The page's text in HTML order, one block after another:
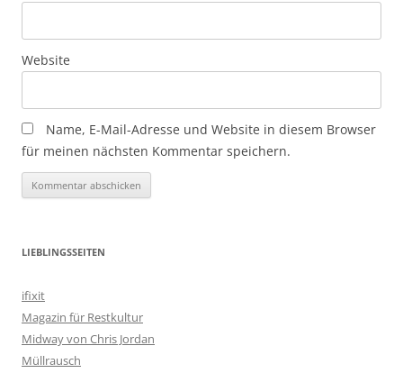
Website
Name, E-Mail-Adresse und Website in diesem Browser
für meinen nächsten Kommentar speichern.
LIEBLINGSSEITEN
ifixit
Magazin für Restkultur
Midway von Chris Jordan
Müllrausch